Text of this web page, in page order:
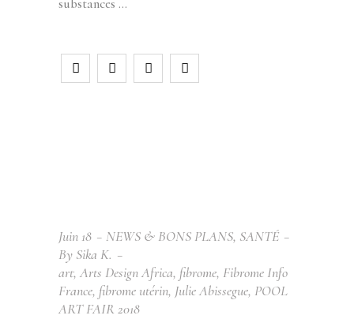
substances
Juin 18 NEWS & BONS PLANS, SANTÉ
By Sika K.
art, Arts Design Africa, fibrome, Fibrome Info
France, fibrome utérin, Julie Abissegue, POOL
ART FAIR 2018